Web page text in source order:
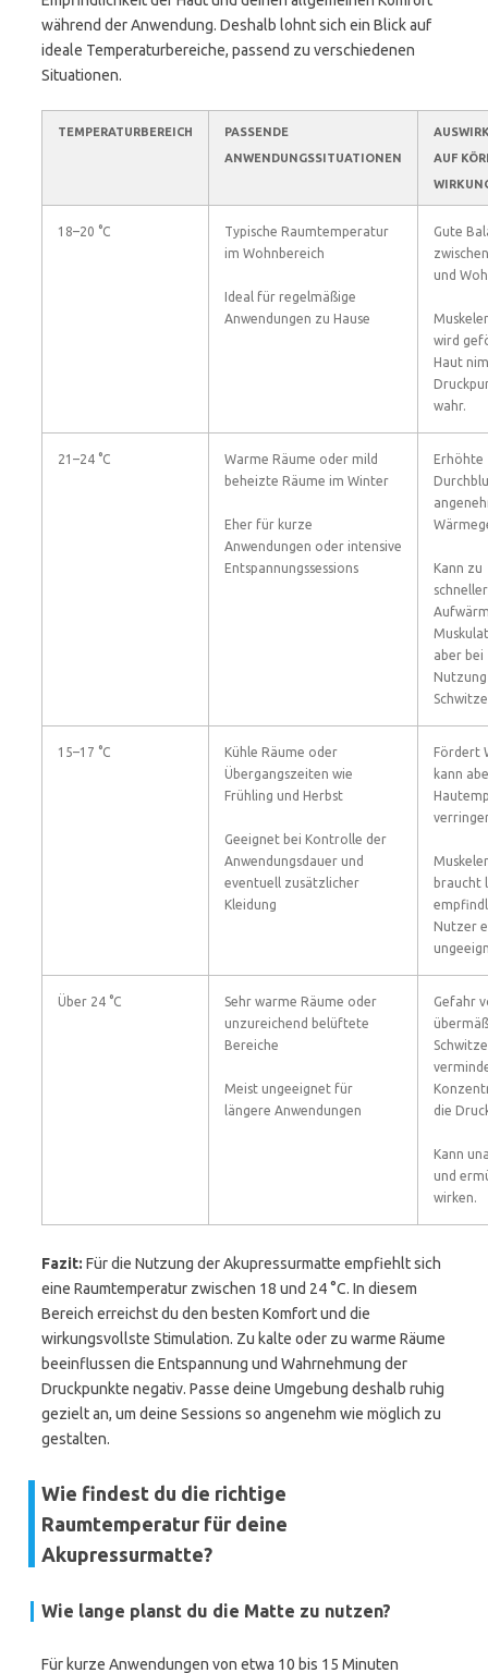
während der Anwendung. Deshalb lohnt sich ein Blick auf
ideale Temperaturbereiche, passend zu verschiedenen
Situationen.
TEMPERATURBEREICH
PASSENDE
ANWENDUNGSSITUATIONEN
AUF
18–20 °C
Typische Raumtemperatur
im Wohnbereich
Ideal für regelmäßige
Anwendungen zu Hause
Gute
und
wird
Haut
wahr.
21–24 °C
Warme Räume oder mild
beheizte Räume im Winter
Eher für kurze
Anwendungen oder intensive
Entspannungssessions
Erhöhte
Kann zu
aber bei
15–17 °C
Kühle Räume oder
Übergangszeiten wie
Frühling und Herbst
Geeignet bei Kontrolle der
Anwendungsdauer und
eventuell zusätzlicher
Kleidung
Fördert
kann
braucht
Nutzer
Über 24 °C
Sehr warme Räume oder
unzureichend belüftete
Bereiche
Meist ungeeignet für
längere Anwendungen
Gefahr
die
Kann
und
wirken.
Fazit: Für die Nutzung der Akupressurmatte empfiehlt sich
eine Raumtemperatur zwischen 18 und 24 °C. In diesem
Bereich erreichst du den besten Komfort und die
wirkungsvollste Stimulation. Zu kalte oder zu warme Räume
beeinflussen die Entspannung und Wahrnehmung der
Druckpunkte negativ. Passe deine Umgebung deshalb ruhig
gezielt an, um deine Sessions so angenehm wie möglich zu
gestalten.
Wie findest du die richtige
Raumtemperatur für deine
Akupressurmatte?
Wie lange planst du die Matte zu nutzen?
Für kurze Anwendungen von etwa 10 bis 15 Minuten